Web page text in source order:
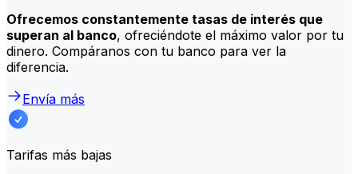
Ofrecemos constantemente tasas de interés que
superan al banco, ofreciéndote el máximo valor por tu
dinero. Compáranos con tu banco para ver la
diferencia.
Envía más
Tarifas más bajas